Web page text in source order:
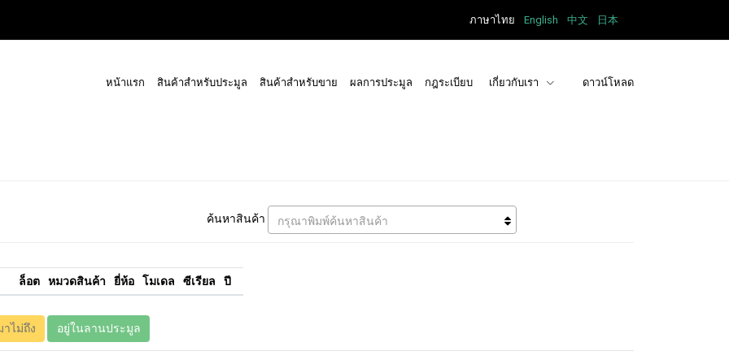
ภาษาไทย English 中文 日本
หน้าแรก สินค้าสำหรับประมูล สินค้าสำหรับขาย ผลการประมูล กฎระเบียบ เกี่ยวกับเรา ดาวน์โหลด
ค้นหาสินค้า กรุณาพิมพ์ค้นหาสินค้า
ล็อต หมวดสินค้า ยี่ห้อ โมเดล ซีเรียล ปี
าไม่ถึง อยู่ในลานประมูล